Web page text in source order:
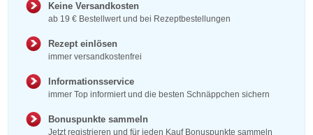
Keine Versandkosten
ab 19 € Bestellwert und bei Rezeptbestellungen
Rezept einlösen
immer versandkostenfrei
Informationsservice
immer Top informiert und die besten Schnäppchen sichern
Bonuspunkte sammeln
Jetzt registrieren und für jeden Kauf Bonuspunkte sammeln